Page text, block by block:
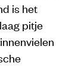
is het
pitje